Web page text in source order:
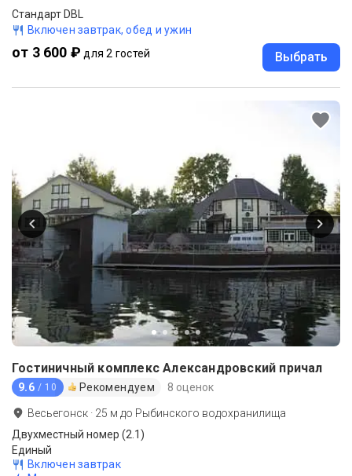
Стандарт DBL
Включен завтрак, обед и ужин
от 3 600 ₽ для 2 гостей Выбрать
Гостиничный комплекс Александровский причал
9.6 / 10 Рекомендуем 8 оценок
Весьегонск · 25 м до Рыбинского водохранилища
Двухместный номер (2.1)
Единый
Включен завтрак